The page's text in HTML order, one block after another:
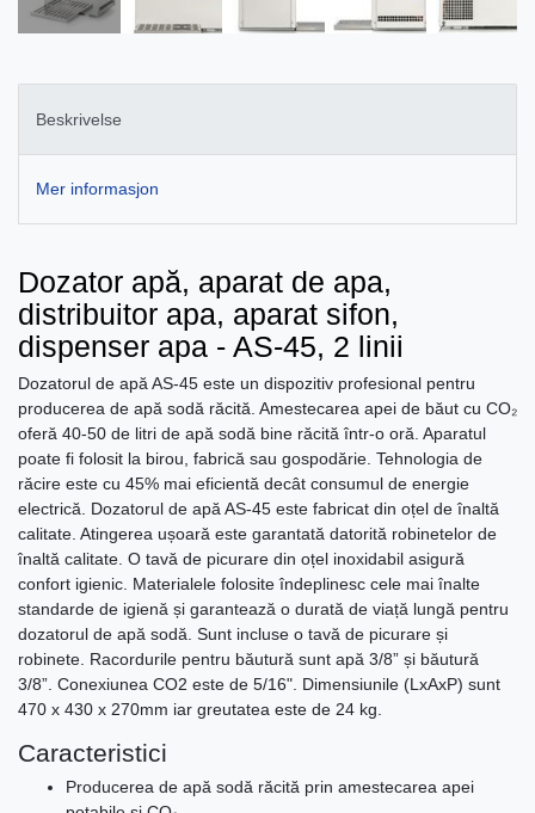
Beskrivelse
Mer informasjon
Dozator apă, aparat de apa,
distribuitor apa, aparat sifon,
dispenser apa - AS-45, 2 linii
Dozatorul de apă AS-45 este un dispozitiv profesional pentru
producerea de apă sodă răcită. Amestecarea apei de băut cu CO₂
oferă 40-50 de litri de apă sodă bine răcită într-o oră. Aparatul
poate fi folosit la birou, fabrică sau gospodărie. Tehnologia de
răcire este cu 45% mai eficientă decât consumul de energie
electrică. Dozatorul de apă AS-45 este fabricat din oțel de înaltă
calitate. Atingerea ușoară este garantată datorită robinetelor de
înaltă calitate. O tavă de picurare din oțel inoxidabil asigură
confort igienic. Materialele folosite îndeplinesc cele mai înalte
standarde de igienă și garantează o durată de viață lungă pentru
dozatorul de apă sodă. Sunt incluse o tavă de picurare și
robinete. Racordurile pentru băutură sunt apă 3/8” și băutură
3/8”. Conexiunea CO2 este de 5/16". Dimensiunile (LxAxP) sunt
470 x 430 x 270mm iar greutatea este de 24 kg.
Caracteristici
Producerea de apă sodă răcită prin amestecarea apei